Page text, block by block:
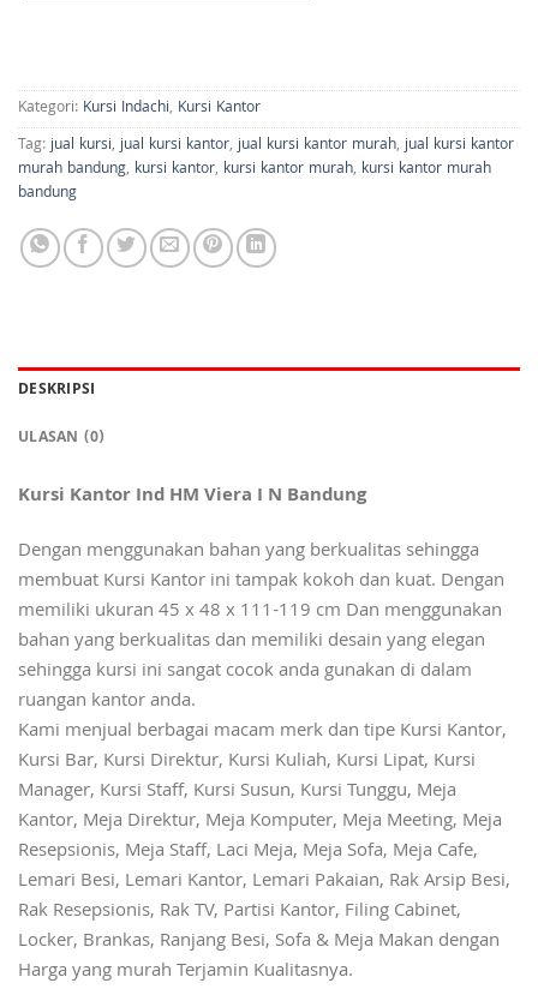
Kategori: Kursi Indachi, Kursi Kantor
Tag:jual kursi,jual kursi kantor,jual kursi kantor murah,jual kursi kantor
murah bandung, kursi kantor, kursi kantor murah, kursi kantor murah
bandung
DESKRIPSI
ULASAN (0)
Kursi Kantor Ind HM Viera I N Bandung
Dengan menggunakan bahan yang berkualitas sehingga
membuat Kursi Kantor ini tampak kokoh dan kuat. Dengan
memiliki ukuran 45 x 48 x 111-119 cm Dan menggunakan
bahan yang berkualitas dan memiliki desain yang elegan
sehingga kursi ini sangat cocok anda gunakan di dalam
ruangan kantor anda.
Kami menjual berbagai macam merk dan tipe Kursi Kantor,
Kursi Bar, Kursi Direktur, Kursi Kuliah, Kursi Lipat, Kursi
Manager, Kursi Staff, Kursi Susun, Kursi Tunggu, Meja
Kantor, Meja Direktur, Meja Komputer, Meja Meeting, Meja
Resepsionis, Meja Staff, Laci Meja, Meja Sofa, Meja Cafe,
Lemari Besi, Lemari Kantor, Lemari Pakaian, Rak Arsip Besi,
Rak Resepsionis, Rak TV, Partisi Kantor, Filing Cabinet,
Locker, Brankas, Ranjang Besi, Sofa & Meja Makan dengan
Harga yang murah Terjamin Kualitasnya.